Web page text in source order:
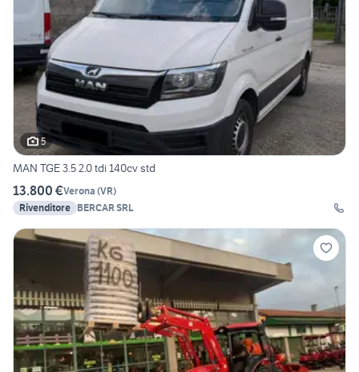
5
MAN TGE 3.5 2.0 tdi 140cv std
13.800 €Verona (VR)
Rivenditore BERCAR SRL